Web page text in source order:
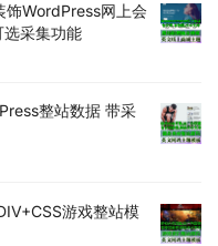
饰WordPress网上会
采集功能
整站数据 带采
游戏整站模